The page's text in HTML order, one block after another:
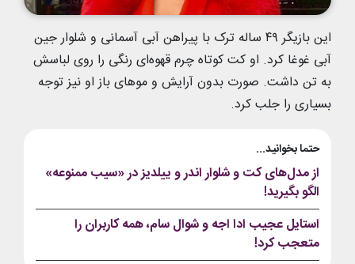
این بازیگر ۴۹ ساله ترک با پیراهن آبی آسمانی و شلوار جین
آبی غوغا کرد. او کت کوتاه چرم قهوه‌ای رنگی را روی لباسش
به تن داشت. صورت بدون آرایش و موهای باز او نیز توجه
بسیاری را جلب کرد.
حتما بخوانید...
از مدل‌های کت و شلوار اندر و ییلدیز در «سیب ممنوعه»
الگو بگیرید!
استایل عجیب ادا اجه و شوال سام، همه کاربران را
متعجب کرد!